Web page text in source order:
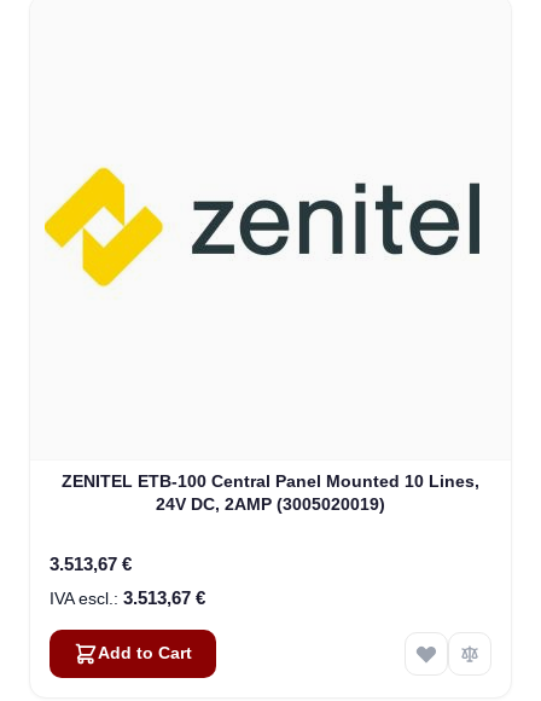
ZENITEL ETB-100 Central Panel Mounted 10 Lines,
24V DC, 2AMP (3005020019)
3.513,67 €
3.513,67 €
Add to Cart